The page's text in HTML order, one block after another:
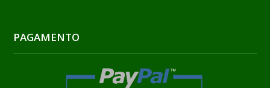
PAGAMENTO